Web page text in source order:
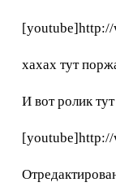
[youtube]http://
хахах тут
И вот ролик
[youtube]http://